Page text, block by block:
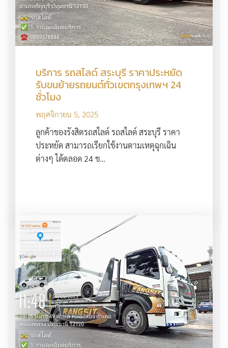
บริการ รถสไลด์ สระบุรี ราคาประหยัด
รับขนย้ายรถยนต์ทั่วเขตกรุงเทพฯ 24
ชั่วโมง
พฤศจิกายน 5, 2025
ลูกค้าของรังสิตรถสไลด์ รถสไลด์ สระบุรี ราคา
ประหยัด สามารถเรียกใช้งานตามเหตุฉุกเฉิน
ต่างๆ ได้ตลอด 24 ช…